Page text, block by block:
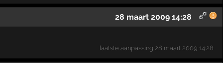
28 maart 2009 14:28
laatste aanpassing 28 maart 2009 14:28